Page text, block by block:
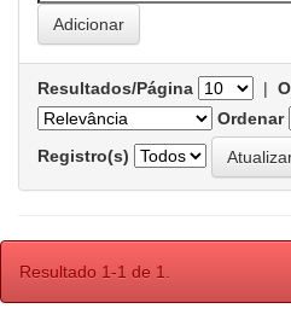
Resultados/Página |
Ordenar
Registro(s)
Resultado 1-1 de 1.